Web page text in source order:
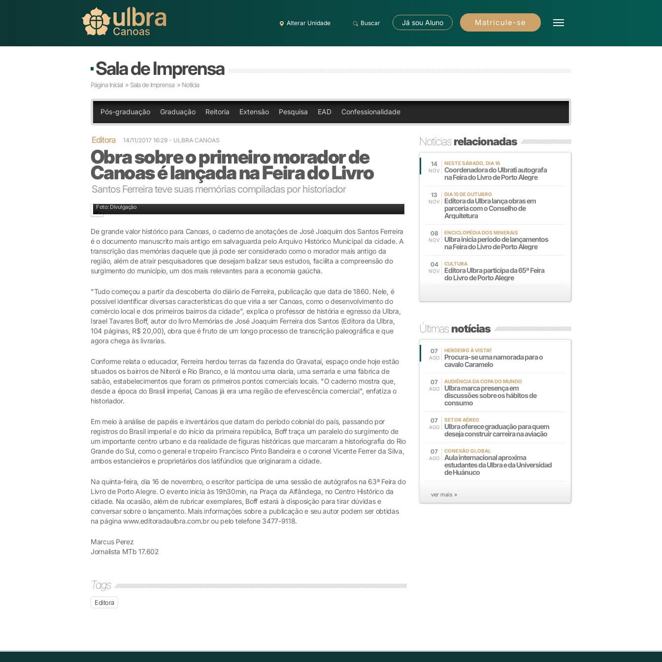
Alterar Unidade Buscar Já sou Aluno Matricule-se
Sala de Imprensa
Página Inicial » Sala de Imprensa » Notícia
Pós-graduação Graduação Reitoria Extensão Pesquisa EAD Confessionalidade
Editora 14/11/2017 16:29 - ULBRA CANOAS
Obra sobre o primeiro morador de
Canoas é lançada na Feira do Livro
Santos Ferreira teve suas memórias compiladas por historiador
Foto: Divulgação
De grande valor histórico para Canoas, o caderno de anotações de José Joaquim dos Santos Ferreira
é o documento manuscrito mais antigo em salvaguarda pelo Arquivo Histórico Municipal da cidade. A
transcrição das memórias daquele que já pode ser considerado como o morador mais antigo da
região, além de atrair pesquisadores que desejam balizar seus estudos, facilita a compreensão do
surgimento do município, um dos mais relevantes para a economia gaúcha.
"Tudo começou a partir da descoberta do diário de Ferreira, publicação que data de 1860. Nele, é
possível identificar diversas características do que viria a ser Canoas, como o desenvolvimento do
comércio local e dos primeiros bairros da cidade", explica o professor de história e egresso da Ulbra,
Israel Tavares Boff, autor do livro Memórias de José Joaquim Ferreira dos Santos (Editora da Ulbra,
104 páginas, R$ 20,00), obra que é fruto de um longo processo de transcrição paleográfica e que
agora chega às livrarias.
Conforme relata o educador, Ferreira herdou terras da fazenda do Gravataí, espaço onde hoje estão
situados os bairros de Niterói e Rio Branco, e lá montou uma olaria, uma serraria e uma fábrica de
sabão, estabelecimentos que foram os primeiros pontos comerciais locais. "O caderno mostra que,
desde a época do Brasil imperial, Canoas já era uma região de efervescência comercial", enfatiza o
historiador.
Em meio à análise de papéis e inventários que datam do período colonial do país, passando por
registros do Brasil imperial e do início da primeira república, Boff traça um paralelo do surgimento de
um importante centro urbano e da realidade de figuras históricas que marcaram a historiografia do Rio
Grande do Sul, como o general e tropeiro Francisco Pinto Bandeira e o coronel Vicente Ferrer da Silva,
ambos estancieiros e proprietários dos latifúndios que originaram a cidade.
Na quinta-feira, dia 16 de novembro, o escritor participa de uma sessão de autógrafos na 63ª Feira do
Livro de Porto Alegre. O evento inicia às 19h30min, na Praça da Alfândega, no Centro Histórico da
cidade. Na ocasião, além de rubricar exemplares, Boff estará à disposição para tirar dúvidas e
conversar sobre o lançamento. Mais informações sobre a publicação e seu autor podem ser obtidas
na página www.editoradaulbra.com.br ou pelo telefone 3477-9118.
Marcus Perez
Jornalista MTb 17.602
Tags
Editora
Notíciasrelacionadas
14
NOV
NESTE SÁBADO, DIA 16
Coordenadora do Ulbrati autografa
na Feira do Livro de Porto Alegre
13
NOV
DIA 15 DE OUTUBRO
Editora da Ulbra lança obras em
parceria com o Conselho de
Arquitetura
08
NOV
ENCICLOPÉDIA DOS MINERAIS
Ulbra inicia período de lançamentos
na Feira do Livro de Porto Alegre
04
NOV
CULTURA
Editora Ulbra participa da 65ª Feira
do Livro de Porto Alegre
Últimasnotícias
07
AGO
HERDEIRO À VISTA?
Procura-se uma namorada para o
cavalo Caramelo
07
AGO
AUDIÊNCIA DA COPA DO MUNDO
Ulbra marca presença em
discussões sobre os hábitos de
consumo
07
AGO
SETOR AÉREO
Ulbra oferece graduação para quem
deseja construir carreira na aviação
07
AGO
CONEXÃO GLOBAL
Aula internacional aproxima
estudantes da Ulbra e da Universidad
de Huánuco
ver mais »